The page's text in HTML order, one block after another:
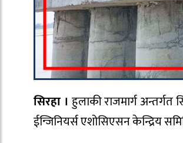
सिरहा । हुलाकी राजमार्ग
ईन्जिनियर्स एशोसिएसन केन्द्रिय